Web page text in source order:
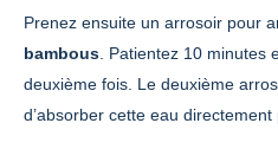
Prenez ensuite un arrosoir pour
bambous . Patientez 10
deuxième fois. Le deuxième
d’absorber cette eau directement